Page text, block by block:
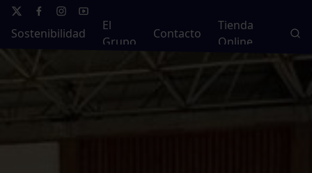
Sostenibilidad
El
Grupo
Contacto
Tienda
Online